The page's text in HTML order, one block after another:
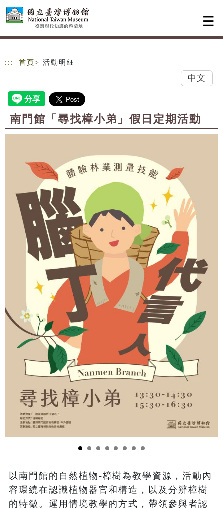
跳到主要內容
網站導覽
::: 首頁 > 活動明細
中文
南門館「尋找樟小弟」假日定期活動
以南門館的自然植物-樟樹為教學資源，活動內
容環繞在認識植物器官和構造，以及分辨樟樹
的特徵。運用情境教學的方式，帶領參與者認